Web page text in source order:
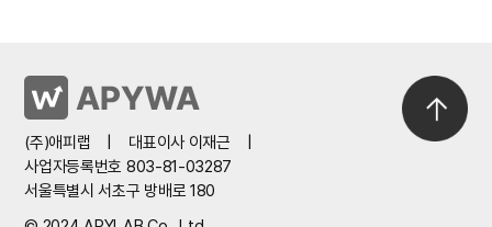
(주)애피랩 대표이사 이재근
사업자등록번호 803-81-03287
서울특별시 서초구 방배로 180